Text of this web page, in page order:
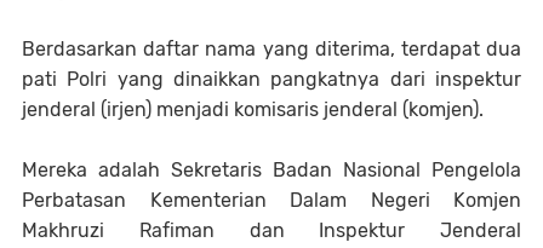
Berdasarkan daftar nama yang diterima, terdapat dua
pati Polri yang dinaikkan pangkatnya dari inspektur
jenderal (irjen) menjadi komisaris jenderal (komjen).
Mereka adalah Sekretaris Badan Nasional Pengelola
Perbatasan Kementerian Dalam Negeri Komjen
Makhruzi Rafiman dan Inspektur Jenderal